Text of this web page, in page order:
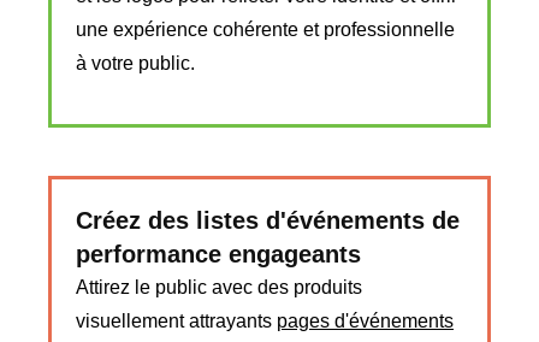
une expérience cohérente et professionnelle
à votre public.
Créez des listes d'événements de
performance engageants
Attirez le public avec des produits
visuellement attrayants pages d'événements